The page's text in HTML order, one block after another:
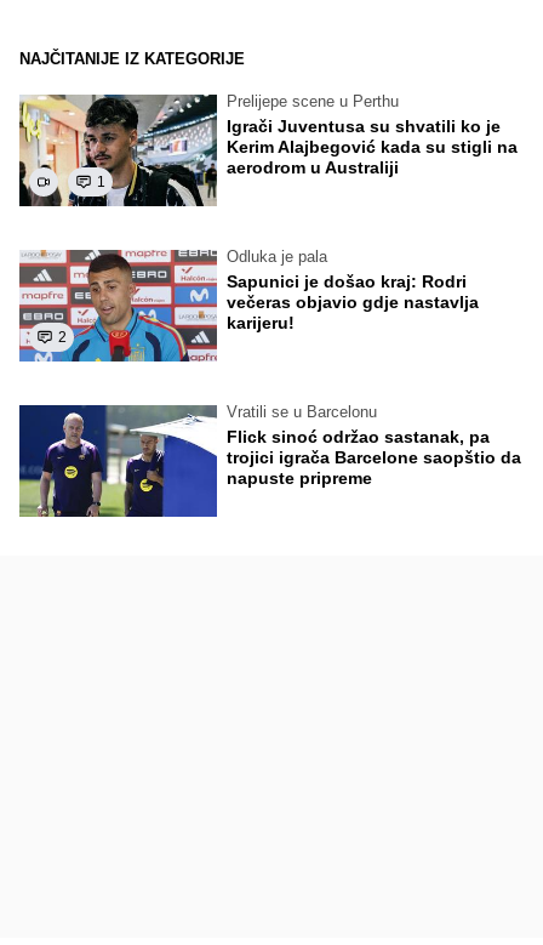
NAJČITANIJE IZ KATEGORIJE
1
Prelijepe scene u Perthu
Igrači Juventusa su shvatili ko je
Kerim Alajbegović kada su stigli na
aerodrom u Australiji
2
Odluka je pala
Sapunici je došao kraj: Rodri
večeras objavio gdje nastavlja
karijeru!
Vratili se u Barcelonu
Flick sinoć održao sastanak, pa
trojici igrača Barcelone saopštio da
napuste pripreme